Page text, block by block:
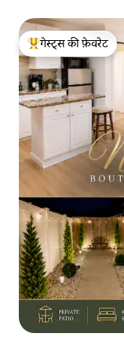
गेस्ट्स का टॉप फ़ेवरेट
गेस्ट्स की फ़ेवरेट